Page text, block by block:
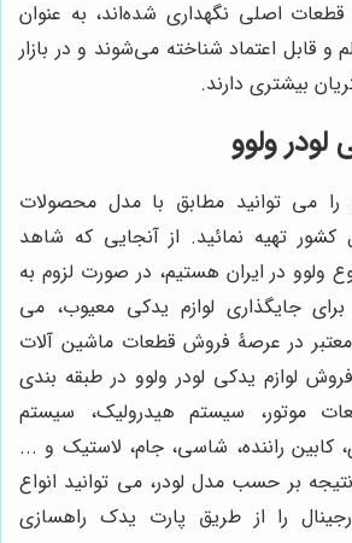
قطعات اصلی نگهداری شده‌اند، به عنوان
و قابل اعتماد شناخته می‌شوند و در بازار
بیشتری دارند.
لودر ولوو
را می توانید مطابق با مدل محصولات
کشور تهیه نمائید. از آنجایی که شاهد
ولوو در ایران هستیم، در صورت لزوم به
جایگذاری لوازم یدکی معیوب، می
معتبر در عرصۀ فروش قطعات ماشین آلات
لوازم یدکی لودر ولوو در طبقه بندی
موتور، سیستم هیدرولیک، سیستم
کابین راننده، شاسی، جام، لاستیک و ...
بر حسب مدل لودر، می توانید انواع
را از طریق پارت یدک راهسازی